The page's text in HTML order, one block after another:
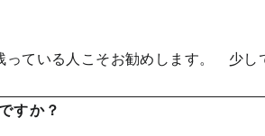
ている人こそお勧めします。 少し
すか？